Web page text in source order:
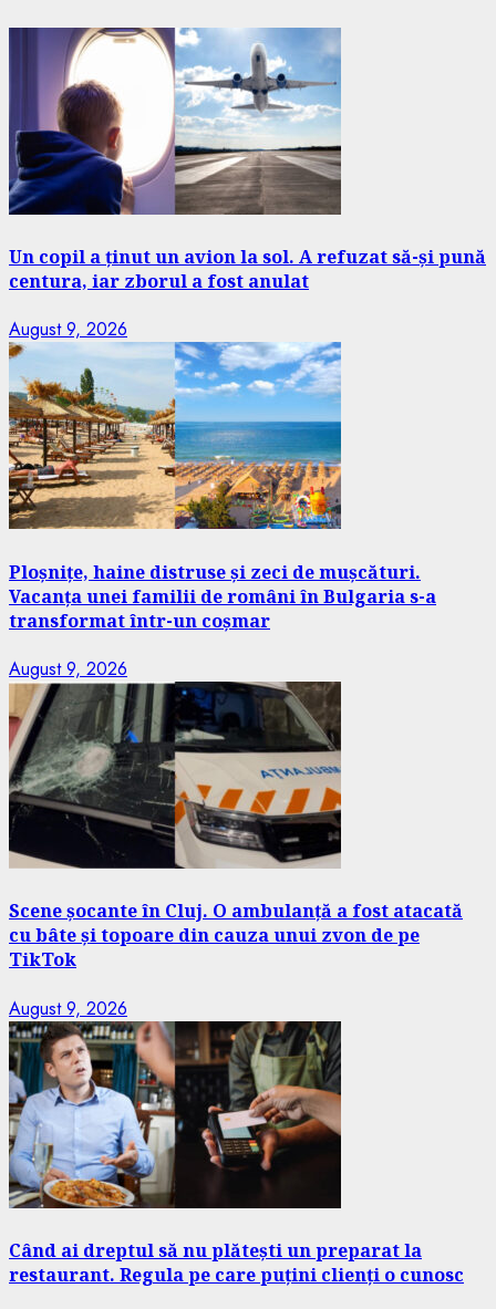
Un copil a ținut un avion la sol. A refuzat să-și pună
centura, iar zborul a fost anulat
August 9, 2026
Ploșnițe, haine distruse și zeci de mușcături.
Vacanța unei familii de români în Bulgaria s-a
transformat într-un coșmar
August 9, 2026
Scene șocante în Cluj. O ambulanță a fost atacată
cu bâte și topoare din cauza unui zvon de pe
TikTok
August 9, 2026
Când ai dreptul să nu plătești un preparat la
restaurant. Regula pe care puțini clienți o cunosc